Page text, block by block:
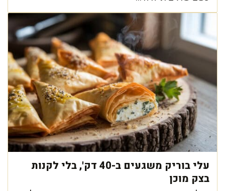
עלי בוריק משגעים ב-40 דק', בלי לקנות
בצק מוכן